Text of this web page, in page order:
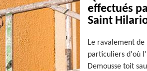
effectués
Saint
Le ravalement
particuliers d'où
Demousse toit